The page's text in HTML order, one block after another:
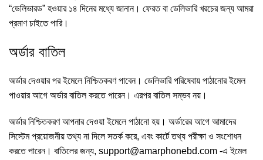
“ডেলিভারড” হওয়ার ১৪ দিনের মধ্যে জানান। ফেরত বা ডেলিভারি খরচের জন্য আমরা
প্রমাণ চাইতে পারি।
অর্ডার বাতিল
অর্ডার দেওয়ার পর ইমেলে নিশ্চিতকরণ পাবেন। ডেলিভারি পরিষেবায় পাঠানোর ইমেল
পাওয়ার আগে অর্ডার বাতিল করতে পারেন। এরপর বাতিল সম্ভব নয়।
অর্ডার নিশ্চিতকরণ আপনার দেওয়া ইমেলে পাঠানো হয়। অর্ডারের আগে আমাদের
সিস্টেম প্রয়োজনীয় তথ্য না দিলে সতর্ক করে, এবং কার্টে তথ্য পরীক্ষা ও সংশোধন
করতে পারেন। বাতিলের জন্য, support@amarphonebd.com -এ ইমেল